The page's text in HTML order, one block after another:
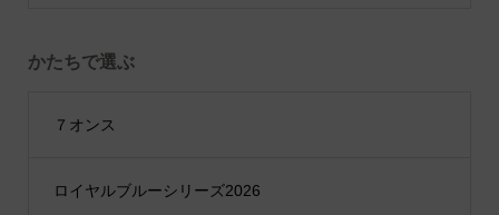
かたちで選ぶ
７オンス
ロイヤルブルーシリーズ2026